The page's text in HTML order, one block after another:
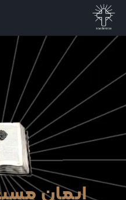
ایمان